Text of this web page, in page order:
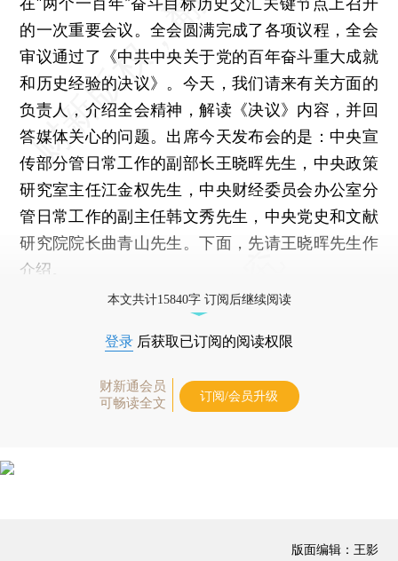
的一次重要会议。全会圆满完成了各项议程，全会
审议通过了《中共中央关于党的百年奋斗重大成就
和历史经验的决议》。今天，我们请来有关方面的
负责人，介绍全会精神，解读《决议》内容，并回
答媒体关心的问题。出席今天发布会的是：中央宣
传部分管日常工作的副部长王晓晖先生，中央政策
研究室主任江金权先生，中央财经委员会办公室分
管日常工作的副主任韩文秀先生，中央党史和文献
研究院院长曲青山先生。下面，先请王晓晖先生作
介绍。
本文共计15840字 订阅后继续阅读
登录 后获取已订阅的阅读权限
财新通会员
可畅读全文
订阅/会员升级
版面编辑：王影